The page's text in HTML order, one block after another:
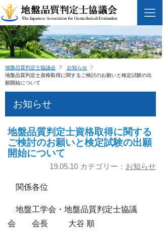
地盤品質判定士協議会
お知らせ
地盤品質判定士資格取得に関するご検討のお願いと検定試験の出
願開始について
お知らせ
地盤品質判定士資格取得に関する
ご検討のお願いと検定試験の出願
開始について
19.05.10 カテゴリー： お知らせ
関係各位
地盤工学会・地盤品質判定士協議
会 会長 大谷 順